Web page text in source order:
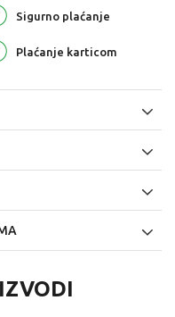
Sigurno plaćanje
Plaćanje karticom